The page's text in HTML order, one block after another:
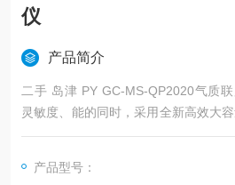
仪
产品简介
二手 岛津 PY GC-MS-QP2020气质
灵敏度、能的同时，采用全新高效大
氦气、氢气、甚至是氮气作为载气时
谱状态。全新“Quick-CI"功能，无需
产品型号：